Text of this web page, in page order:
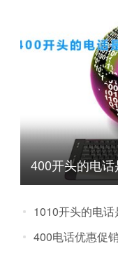
400开头的电
请?
1010开头的电话
400电话优惠促